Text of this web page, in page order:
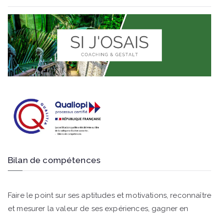
Bilan de compétences
Faire le point sur ses aptitudes et motivations, reconnaître
et mesurer la valeur de ses expériences, gagner en